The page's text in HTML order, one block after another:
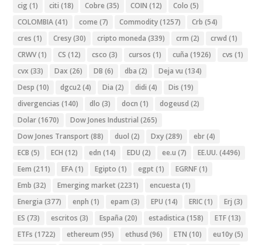
cig (1) citi (18) Cobre (35) COIN (12) Colo (5)
COLOMBIA(41) come (7) Commodity(1257) Crb (54)
cres (1) Cresy(30) cripto moneda (339) crm (2) crwd (1)
CRWV(1) CS (12) csco (3) cursos (1) cuña (1926) cvs (1)
cvx (33) Dax (26) DB (6) dba (2) Deja vu (134)
Desp (10) dgcu2(4) Dia (2) didi (4) Dis (19)
divergencias (140) dlo (3) docn (1) dogeusd (2)
Dolar(1670) Dow Jones Industrial (265)
Dow Jones Transport (88) duol (2) Dxy(289) ebr(4)
ECB (5) ECH (12) edn (14) EDU (2) ee.u (7) EE.UU. (4496)
Eem (211) EFA(1) Egipto (1) egpt (1) EGRNF(1)
Emb (32) Emerging market (2231) encuesta (1)
Energia (377) enph (1) epam (3) EPU (14) ERIC(1) Erj (3)
ES (73) escritos (3) España (20) estadistica (158) ETF(13)
ETFs (1722) ethereum (95) ethusd (96) ETN (10) eu10y(5)